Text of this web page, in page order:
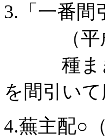
3.「一番間
（平成
種まき
を間引い
4.蕪主配○